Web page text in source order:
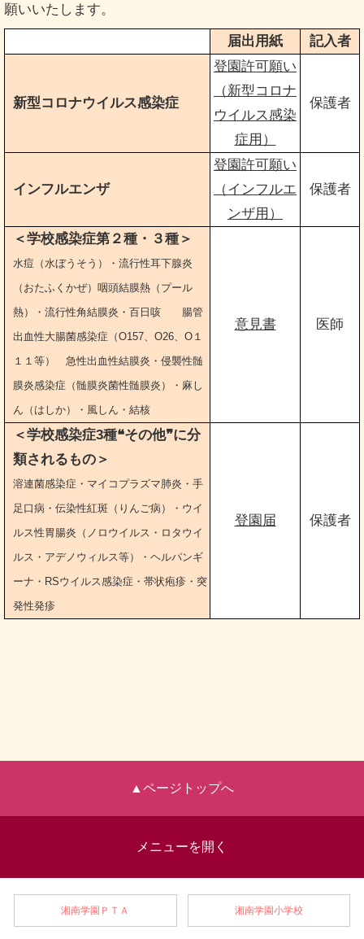
願いいたします。
届出用紙 記入者
新型コロナウイルス感染症
登園許可願い
（新型コロナ
ウイルス感染
症用）
保護者
インフルエンザ
登園許可願い
（インフルエ
ンザ用）
保護者
＜学校感染症第２種・３種＞
水痘（水ぼうそう）・流行性耳下腺炎
（おたふくかぜ）咽頭結膜熱（プール
熱）・流行性角結膜炎・百日咳 腸管
出血性大腸菌感染症（О157、О26、О１
１１等） 急性出血性結膜炎・侵襲性髄
膜炎感染症（髄膜炎菌性髄膜炎）・麻し
ん（はしか）・風しん・結核
意見書 医師
＜学校感染症3種❝その他❞に分
類されるもの＞
溶連菌感染症・マイコプラズマ肺炎・手
足口病・伝染性紅斑（りんご病）・ウイ
ルス性胃腸炎（ノロウイルス・ロタウイ
ルス・アデノウィルス等）・ヘルパンギ
ーナ・RSウイルス感染症・帯状疱疹・突
発性発疹
登園届 保護者
▲ページトップへ
メニューを開く
湘南学園ＰＴＡ 湘南学園小学校